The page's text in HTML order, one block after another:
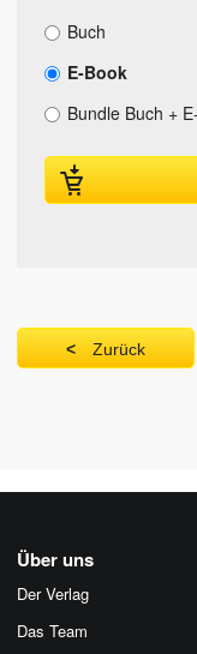
Buch
E-Book
Bundle Buch +
Zurück
Über uns
Der Verlag
Das Team